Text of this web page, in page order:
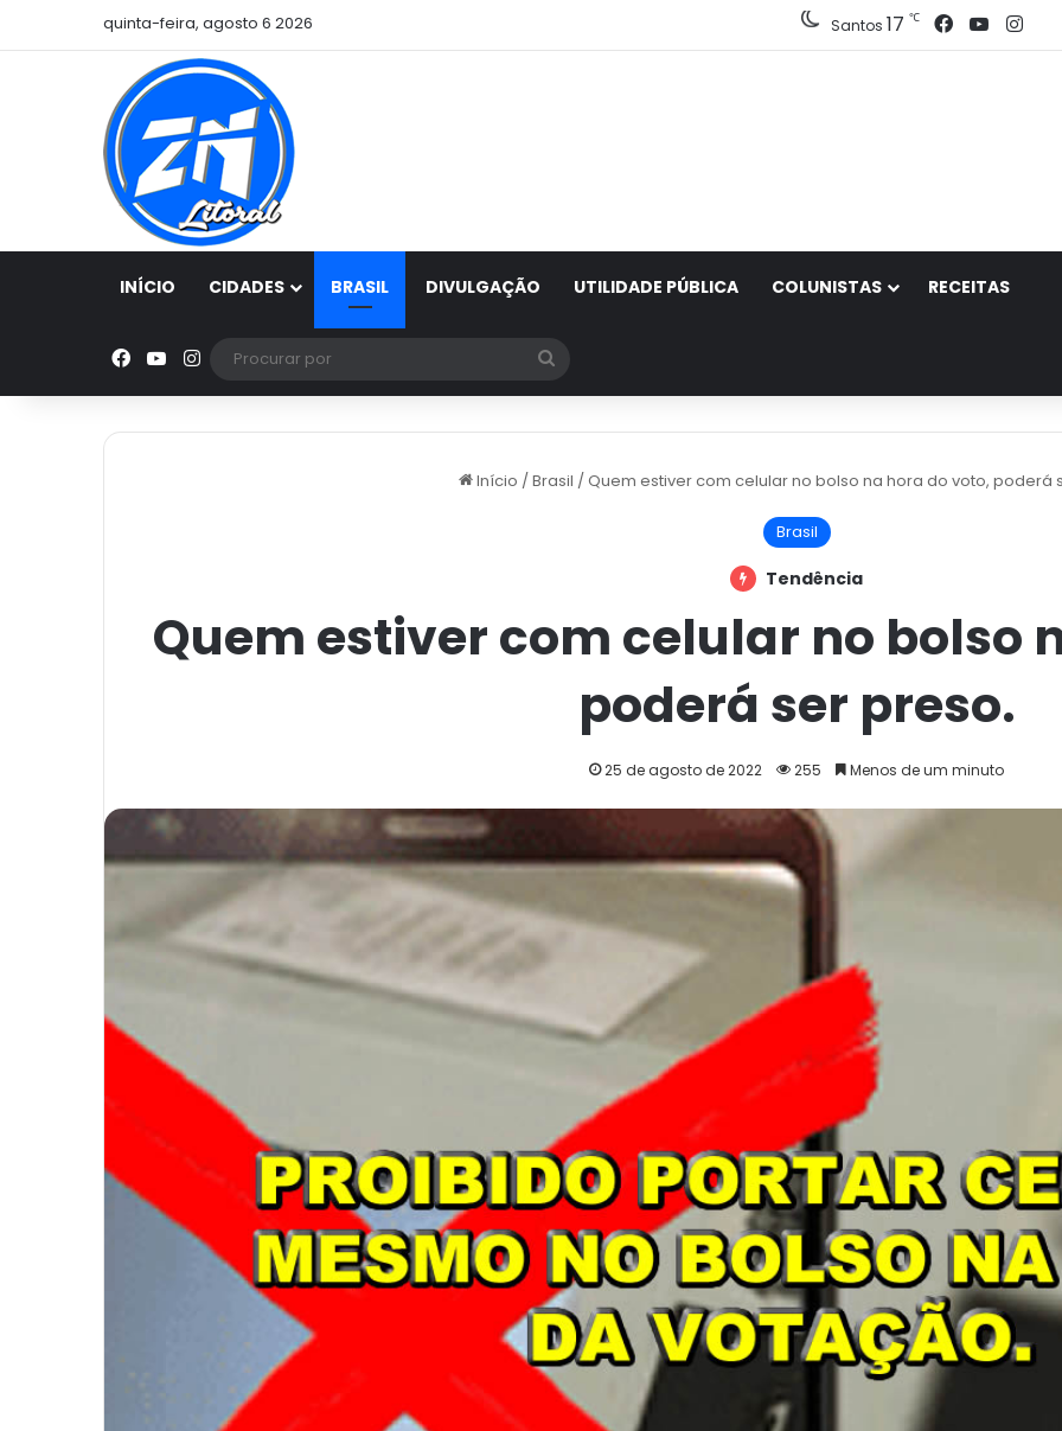
quinta-feira, agosto 6 2026 Santos 17 ℃ Facebook
INÍCIO CIDADES BRASIL DIVULGAÇÃO UTILIDADE PÚBLICA COLUNISTAS RECEITAS
Facebook
YouTube
Instagram
por
Início /Brasil /Quem estiver com celular no bolso na hora do voto, poderá
Brasil
Tendência
Quem estiver com celular no bolso
poderá ser preso.
25 de agosto de 2022 255 Menos de um minuto